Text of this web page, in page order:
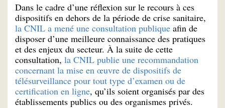
Dans le cadre d’une réflexion sur le recours à ces
dispositifs en dehors de la période de crise sanitaire,
la CNIL a mené une consultation publique afin de
disposer d’une meilleure connaissance des pratiques
et des enjeux du secteur. À la suite de cette
consultation, la CNIL publie une recommandation
concernant la mise en œuvre de dispositifs de
télésurveillance pour tout type d’examen ou de
certification en ligne, qu’ils soient organisés par des
établissements publics ou des organismes privés.